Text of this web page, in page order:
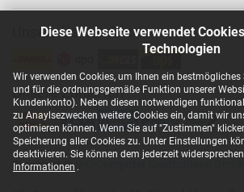
Diese Webseite verwendet
Technologien
Wir verwenden Cookies, um Ihnen ein
und für die ordnungsgemäße Funktion unserer
Kundenkonto). Neben diesen notwendigen
zu Anaylsezwecken weitere Cookies ein, damit wir
optimieren können. Wenn Sie auf "Zustimmen"
Speicherung aller Cookies zu. Unter Einstellungen
deaktivieren. Sie können dem jederzeit
Informationen .
Unsere Versandarten
Unsere Zahlarten
Copyright ©